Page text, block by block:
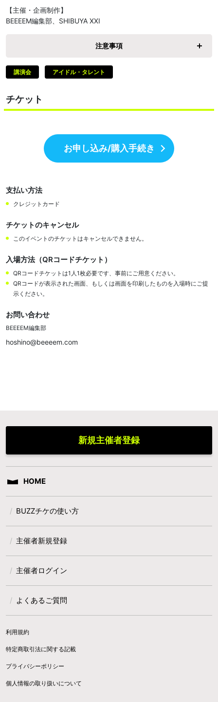
【主催・企画制作】
BEEEEM編集部、SHIBUYA XXI
注意事項
講演会 アイドル・タレント
チケット
お申し込み/購入手続き
支払い方法
クレジットカード
チケットのキャンセル
このイベントのチケットはキャンセルできません。
入場方法（QRコードチケット）
QRコードチケットは1人1枚必要です、事前にご用意ください。
QRコードが表示された画面、もしくは画面を印刷したものを入場時にご提
示ください。
お問い合わせ
BEEEEM編集部
hoshino@beeeem.com
新規主催者登録
HOME
BUZZチケの使い方
主催者新規登録
主催者ログイン
よくあるご質問
利用規約
特定商取引法に関する記載
プライバシーポリシー
個人情報の取り扱いについて